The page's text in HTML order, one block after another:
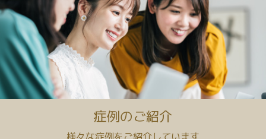
症例のご紹介